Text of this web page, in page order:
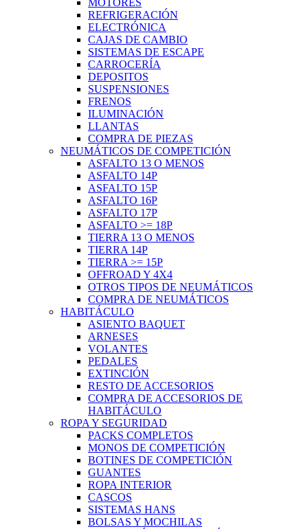
MOTORES
REFRIGERACIÓN
ELECTRÓNICA
CAJAS DE CAMBIO
SISTEMAS DE ESCAPE
CARROCERÍA
DEPOSITOS
SUSPENSIONES
FRENOS
ILUMINACIÓN
LLANTAS
COMPRA DE PIEZAS
NEUMÁTICOS DE COMPETICIÓN
ASFALTO 13 O MENOS
ASFALTO 14P
ASFALTO 15P
ASFALTO 16P
ASFALTO 17P
ASFALTO >= 18P
TIERRA 13 O MENOS
TIERRA 14P
TIERRA >= 15P
OFFROAD Y 4X4
OTROS TIPOS DE NEUMÁTICOS
COMPRA DE NEUMÁTICOS
HABITÁCULO
ASIENTO BAQUET
ARNESES
VOLANTES
PEDALES
EXTINCIÓN
RESTO DE ACCESORIOS
COMPRA DE ACCESORIOS DE
HABITÁCULO
ROPA Y SEGURIDAD
PACKS COMPLETOS
MONOS DE COMPETICIÓN
BOTINES DE COMPETICIÓN
GUANTES
ROPA INTERIOR
CASCOS
SISTEMAS HANS
BOLSAS Y MOCHILAS